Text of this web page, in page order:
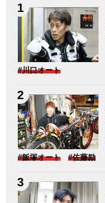
#川口オート
#飯塚オート #佐藤励